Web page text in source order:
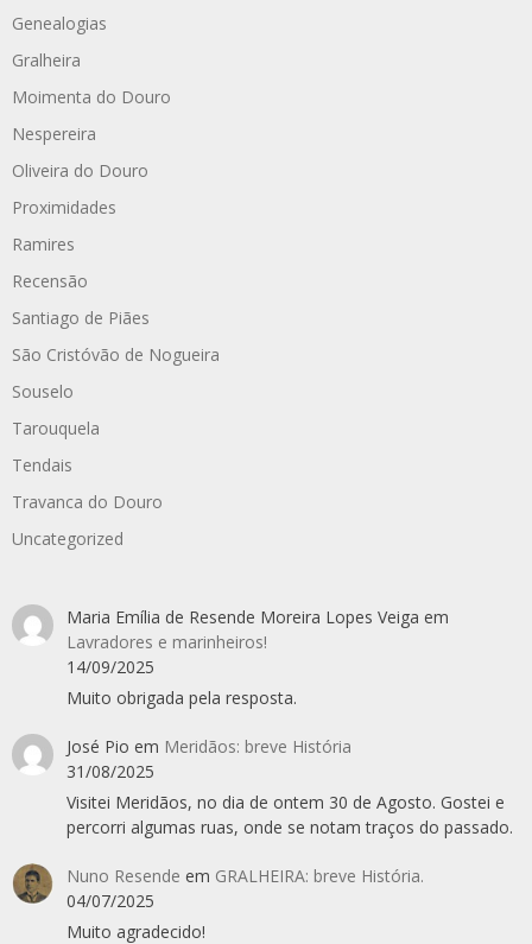
Genealogias
Gralheira
Moimenta do Douro
Nespereira
Oliveira do Douro
Proximidades
Ramires
Recensão
Santiago de Piães
São Cristóvão de Nogueira
Souselo
Tarouquela
Tendais
Travanca do Douro
Uncategorized
Maria Emília de Resende Moreira Lopes Veiga em
Lavradores e marinheiros!
14/09/2025
Muito obrigada pela resposta.
José Pio em Meridãos: breve História
31/08/2025
Visitei Meridãos, no dia de ontem 30 de Agosto. Gostei e
percorri algumas ruas, onde se notam traços do passado.
Nuno Resende em GRALHEIRA: breve História.
04/07/2025
Muito agradecido!